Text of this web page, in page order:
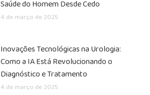
Saúde do Homem Desde Cedo
4 de março de 2025
Inovações Tecnológicas na Urologia:
Como a IA Está Revolucionando o
Diagnóstico e Tratamento
4 de março de 2025